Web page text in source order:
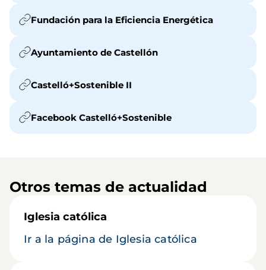
Fundación para la Eficiencia Energética
Ayuntamiento de Castellón
Castelló+Sostenible II
Facebook Castelló+Sostenible
Otros temas de actualidad
Iglesia católica
Ir a la página de Iglesia católica